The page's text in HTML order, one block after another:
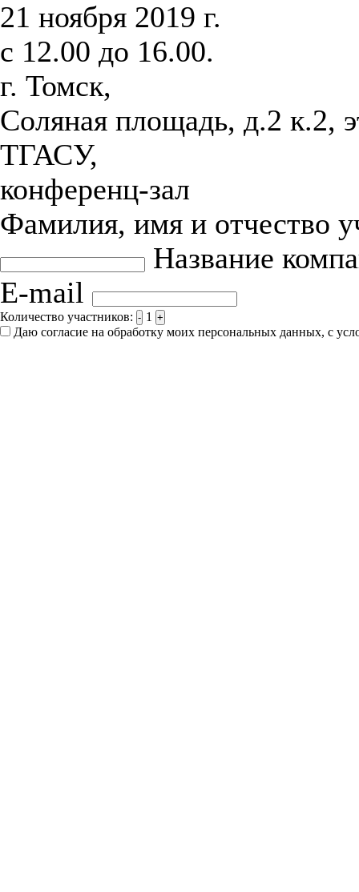
21 ноября 2019 г.
с 12.00 до 16.00.
г. Томск,
Соляная площадь, д.2 к.2,
ТГАСУ,
конференц-зал
Фамилия, имя и отчество
Название
E-mail
Количество участников: - 1 +
Даю согласие на обработку моих персональных данных, с